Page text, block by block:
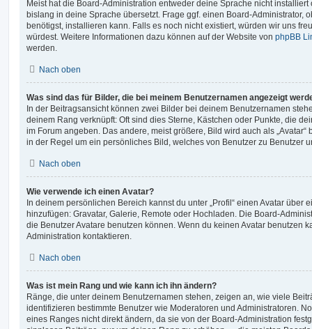
Meist hat die Board-Administration entweder deine Sprache nicht
bislang in deine Sprache übersetzt. Frage ggf. einen Board-Administrator,
benötigst, installieren kann. Falls es noch nicht existiert, würden wir uns
würdest. Weitere Informationen dazu können auf der Website von phpBB
werden.
Nach oben
Was sind das für Bilder, die bei meinem Benutzernamen angezeigt
In der Beitragsansicht können zwei Bilder bei deinem Benutzernamen
deinem Rang verknüpft: Oft sind dies Sterne, Kästchen oder Punkte, die
im Forum angeben. Das andere, meist größere, Bild wird auch als
in der Regel um ein persönliches Bild, welches von Benutzer zu Benutzer
Nach oben
Wie verwende ich einen Avatar?
In deinem persönlichen Bereich kannst du unter „Profil“ einen Avatar über
hinzufügen: Gravatar, Galerie, Remote oder Hochladen. Die Board-
die Benutzer Avatare benutzen können. Wenn du keinen Avatar benutzen
Administration kontaktieren.
Nach oben
Was ist mein Rang und wie kann ich ihn ändern?
Ränge, die unter deinem Benutzernamen stehen, zeigen an, wie viele
identifizieren bestimmte Benutzer wie Moderatoren und Administratoren.
eines Ranges nicht direkt ändern, da sie von der Board-Administration